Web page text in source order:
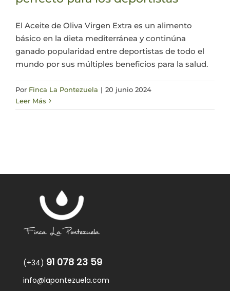
Mi cuenta
El Aceite de Oliva Virgen Extra es un alimento
básico en la dieta mediterránea y continúna
ganado popularidad entre deportistas de todo el
mundo por sus múltiples beneficios para la salud.
Por Finca La Pontezuela | 20 junio 2024
Leer Más
(+34) 91 078 23 59
info@lapontezuela.com